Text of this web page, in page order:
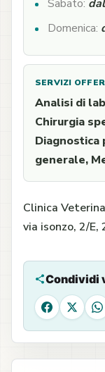
Sabato:
Domenica:
SERVIZI
Analisi di
Chirurgia
Diagnostica
generale,
Clinica
via isonzo, 2/E,
Condividi
Facebook
X